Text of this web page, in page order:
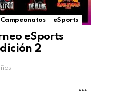
Campeonatos eSports
eSports
2